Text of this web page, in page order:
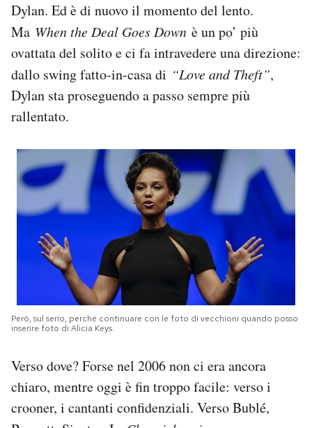
Dylan. Ed è di nuovo il momento del lento.
Ma When the Deal Goes Down è un po’ più
ovattata del solito e ci fa intravedere una direzione:
dallo swing fatto-in-casa di “Love and Theft”,
Dylan sta proseguendo a passo sempre più
rallentato.
Però, sul serio, perché continuare con le foto di vecchioni quando posso
inserire foto di Alicia Keys.
Verso dove? Forse nel 2006 non ci era ancora
chiaro, mentre oggi è fin troppo facile: verso i
crooner, i cantanti confidenziali. Verso Bublé,